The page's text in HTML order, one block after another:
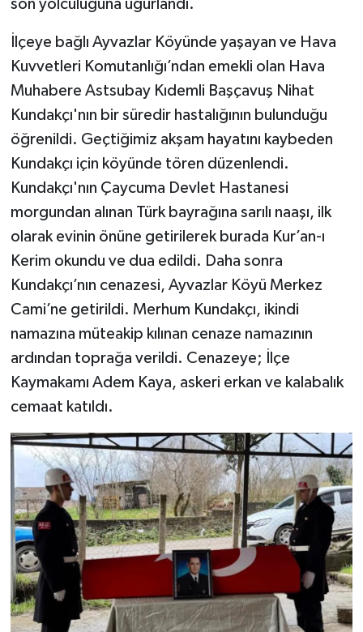
son yolculuğuna uğurlandı.
İlçeye bağlı Ayvazlar Köyünde yaşayan ve Hava
Kuvvetleri Komutanlığı’ndan emekli olan Hava
Muhabere Astsubay Kıdemli Başçavuş Nihat
Kundakçı'nın bir süredir hastalığının bulunduğu
öğrenildi. Geçtiğimiz akşam hayatını kaybeden
Kundakçı için köyünde tören düzenlendi.
Kundakçı'nın Çaycuma Devlet Hastanesi
morgundan alınan Türk bayrağına sarılı naaşı, ilk
olarak evinin önüne getirilerek burada Kur’an-ı
Kerim okundu ve dua edildi. Daha sonra
Kundakçı’nın cenazesi, Ayvazlar Köyü Merkez
Cami’ne getirildi. Merhum Kundakçı, ikindi
namazına müteakip kılınan cenaze namazının
ardından toprağa verildi. Cenazeye; İlçe
Kaymakamı Adem Kaya, askeri erkan ve kalabalık
cemaat katıldı.
Yazarlarımız
Tüm Makaleler
Tüm Haberler
Videolu Haberler
Son Dakika
Tüm Haberler